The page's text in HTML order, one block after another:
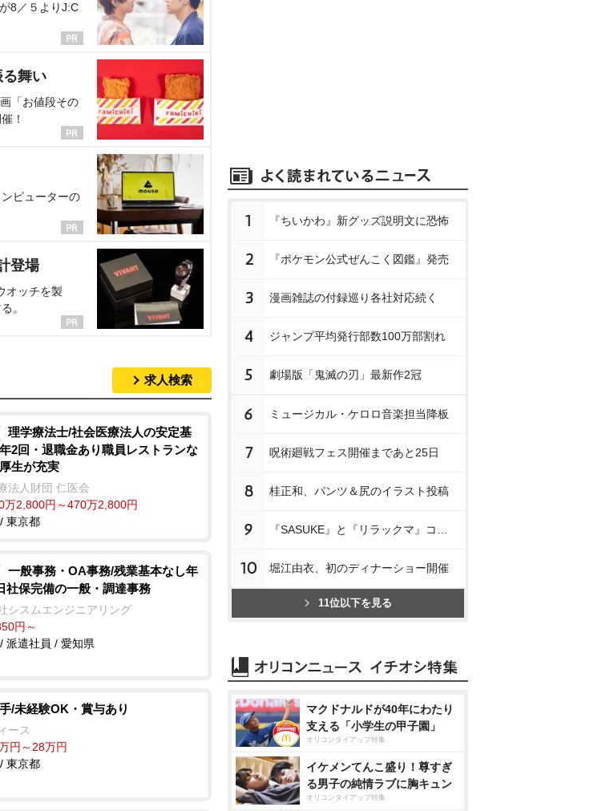
8／５よりJ:C
舞い
「お値段その
！
ピューターの
登場
オッチを製
。
求人検索
理学療法士/社会医療法人の安定基
2回・退職金あり職員レストランな
生が充実
法人財団 仁医会
万2,800円～470万2,800円
東京都
一般事務・OA事務/残業基本なし年
社保完備の一般・調達事務
シスムエンジニアリング
円～
派遣社員 / 愛知県
/未経験OK・賞与あり
ース
円～28万円
東京都
1 『ちいかわ』新グッズ説明文に恐怖
2 『ポケモン公式ぜんこく図鑑』発売
3 漫画雑誌の付録巡り各社対応続く
4 ジャンプ平均発行部数100万部割れ
5 劇場版「鬼滅の刃」最新作2冠
6 ミュージカル・ケロロ音楽担当降板
7 呪術廻戦フェス開催まであと25日
8 桂正和、パンツ＆尻のイラスト投稿
9
10 堀江由衣、初のディナーショー開催
11位以下を見る
マクドナルドが40年にわたり
支える「小学生の甲子園」
オリコンタイアップ特集
イケメンてんこ盛り！尊すぎ
る男子の純情ラブに胸キュン
オリコンタイアップ特集